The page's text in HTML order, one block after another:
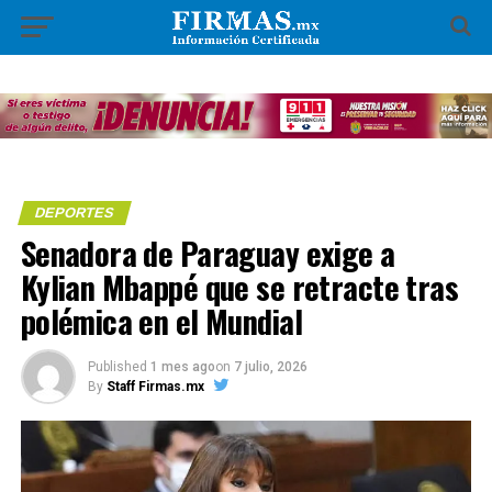
DEPORTES
Senadora de Paraguay exige a
Kylian Mbappé que se retracte tras
polémica en el Mundial
Published 1 mes agoon 7 julio, 2026
By Staff Firmas.mx